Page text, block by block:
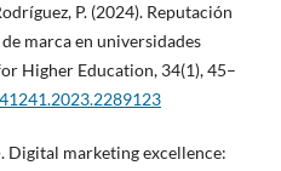
P. (2024). Reputación
marca en universidades
Higher Education, 34(1), 45–
Digital marketing excellence: